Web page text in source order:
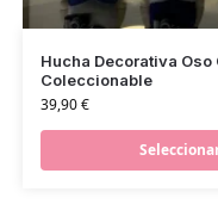
Hucha Decorativa
Coleccionable
39,90€